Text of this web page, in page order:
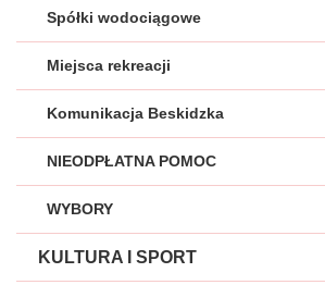
Spółki wodociągowe
Miejsca rekreacji
Komunikacja Beskidzka
NIEODPŁATNA POMOC
WYBORY
KULTURA I SPORT